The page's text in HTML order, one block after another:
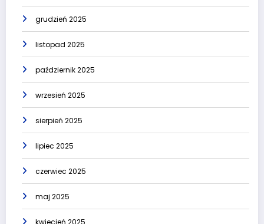
grudzień 2025
listopad 2025
październik 2025
wrzesień 2025
sierpień 2025
lipiec 2025
czerwiec 2025
maj 2025